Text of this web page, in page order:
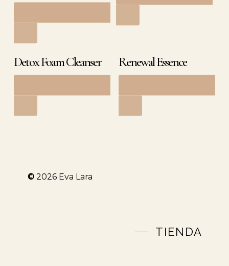
Detox Foam Cleanser Renewal Essence
© 2026Eva Lara
TIENDA